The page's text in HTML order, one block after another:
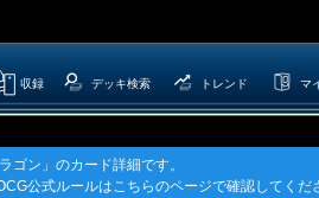
収録 デッキ検索 トレンド マ
ゴン」のカード詳細です。
公式ルールはこちらのページで確認してくだ